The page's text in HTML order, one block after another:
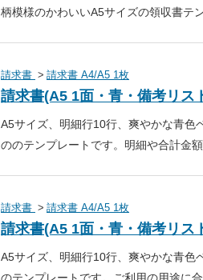
柄模様のかわいいA5サイズの領収書テ
請求書 請求書 A4/A5 1枚
請求書(A5 1面・青・備考リス
A5サイズ、明細行10行、爽やかな青色
ののテンプレートです。明細や合計金
請求書 請求書 A4/A5 1枚
請求書(A5 1面・青・備考リス
A5サイズ、明細行10行、爽やかな青色